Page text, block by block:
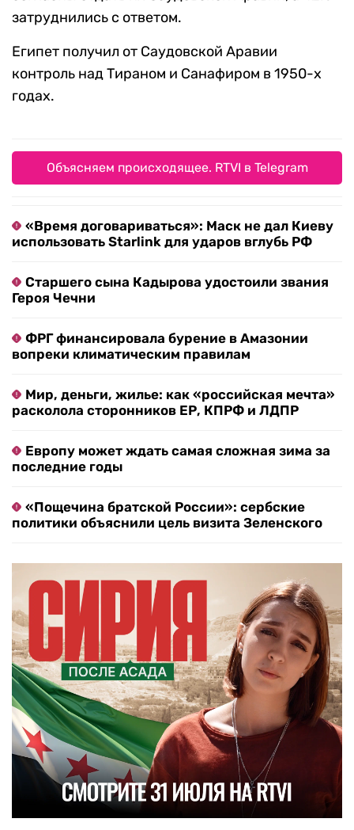
затруднились с ответом.
Египет получил от Саудовской Аравии
контроль над Тираном и Санафиром в 1950-х
годах.
Объясняем происходящее. RTVI в Telegram
«Время договариваться»: Маск не дал Киеву
использовать Starlink для ударов вглубь РФ
Старшего сына Кадырова удостоили звания
Героя Чечни
ФРГ финансировала бурение в Амазонии
вопреки климатическим правилам
Мир, деньги, жилье: как «российская мечта»
расколола сторонников ЕР, КПРФ и ЛДПР
Европу может ждать самая сложная зима за
последние годы
«Пощечина братской России»: сербские
политики объяснили цель визита Зеленского